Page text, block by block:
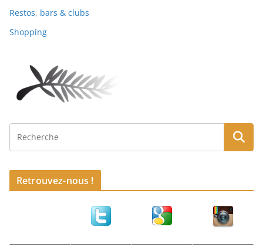
Restos, bars & clubs
Shopping
Retrouvez-nous !